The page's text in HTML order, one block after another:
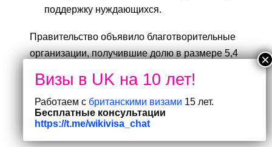
поддержку нуждающихся.
Правительство объявило благотворительные
организации, получившие долю в размере 5,4
людей, испытывающих суицидальные мысли
или приближающихся к кризису. Это следует
из возросшего спроса на услуги, который во
Работаем с британскими визами 15 лет.
Бесплатные консультации
https://t.me/wikivisa_chat